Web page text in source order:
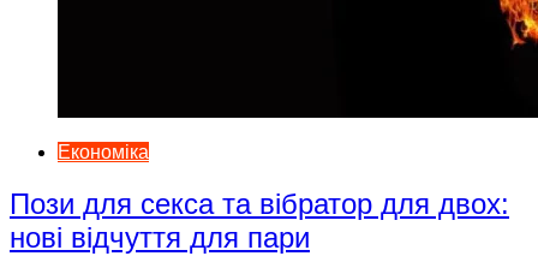
Економіка
Пози для секса та вібратор для двох:
нові відчуття для пари